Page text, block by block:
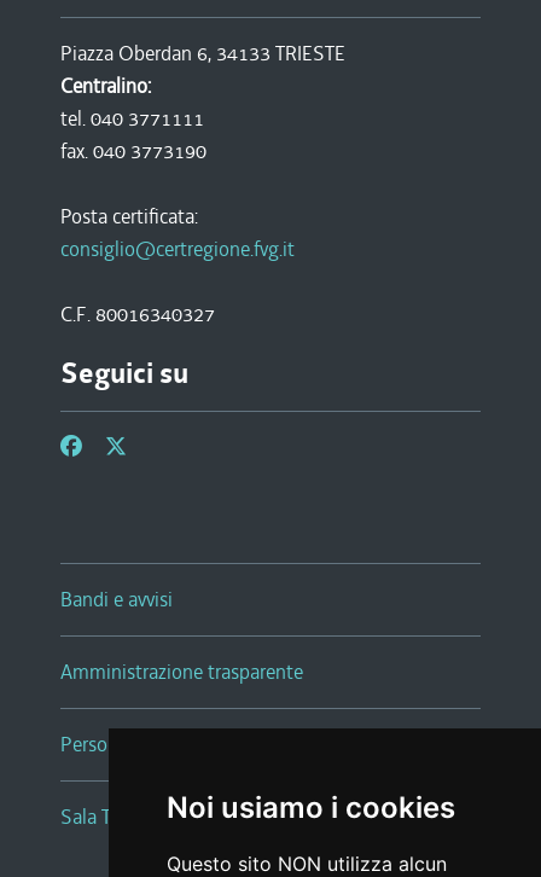
Noi usiamo i cookies
Questo sito NON utilizza alcun
Piazza Oberdan 6, 34133 TRIESTE
Centralino:
tel. 040 3771111
fax. 040 3773190
Posta certificata:
consiglio@certregione.fvg.it
C.F. 80016340327
Seguici su
Bandi e avvisi
Amministrazione trasparente
Persone e Uffici
Sala Tiziano Tessitori